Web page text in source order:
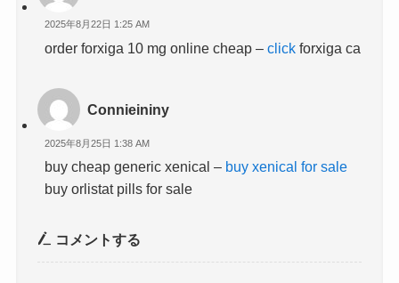
2025年8月22日 1:25 AM
order forxiga 10 mg online cheap –click forxiga ca
Connieininy
2025年8月25日 1:38 AM
buy cheap generic xenical – buy xenical for sale
buy orlistat pills for sale
コメントする